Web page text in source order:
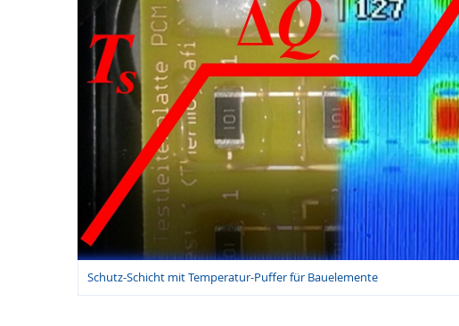
Schutz-Schicht mit Temperatur-Puffer für Bauelemente